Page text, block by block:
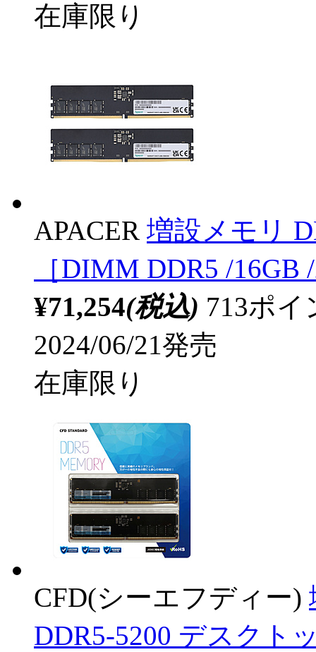
在庫限り
APACER 増設メモリ
［DIMM DDR5 /16GB
¥71,254(税込) 713ポ
2024/06/21発売
在庫限り
CFD(シーエフディー)
DDR5-5200 デスクト